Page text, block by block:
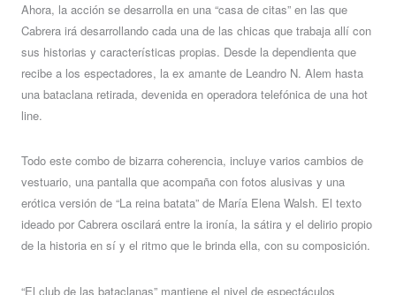
Ahora, la acción se desarrolla en una “casa de citas” en las que
Cabrera irá desarrollando cada una de las chicas que trabaja allí con
sus historias y características propias. Desde la dependienta que
recibe a los espectadores, la ex amante de Leandro N. Alem hasta
una bataclana retirada, devenida en operadora telefónica de una hot
line.
Todo este combo de bizarra coherencia, incluye varios cambios de
vestuario, una pantalla que acompaña con fotos alusivas y una
erótica versión de “La reina batata” de María Elena Walsh. El texto
ideado por Cabrera oscilará entre la ironía, la sátira y el delirio propio
de la historia en sí y el ritmo que le brinda ella, con su composición.
“El club de las bataclanas” mantiene el nivel de espectáculos